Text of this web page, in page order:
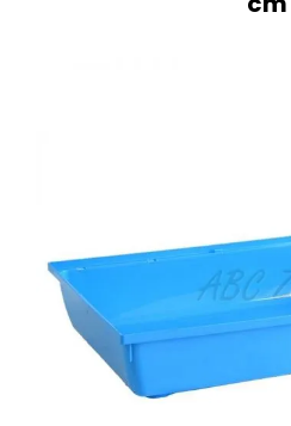
Pre myš
Pre potkana